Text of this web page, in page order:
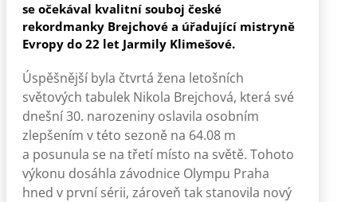
se očekával kvalitní souboj české
rekordmanky Brejchové a úřadující mistryně
Evropy do 22 let Jarmily Klimešové.
Úspěšnější byla čtvrtá žena letošních
světových tabulek Nikola Brejchová, která své
dnešní 30. narozeniny oslavila osobním
zlepšením v této sezoně na 64.08 m
a posunula se na třetí místo na světě. Tohoto
výkonu dosáhla závodnice Olympu Praha
hned v první sérii, zároveň tak stanovila nový